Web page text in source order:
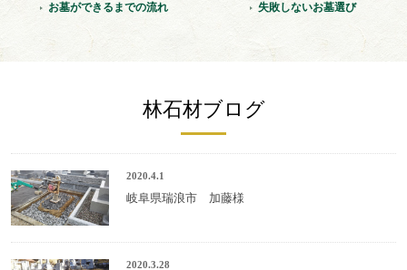
お墓ができるまでの流れ 失敗しないお墓選び
林石材ブログ
2020.4.1
岐阜県瑞浪市 加藤様
2020.3.28